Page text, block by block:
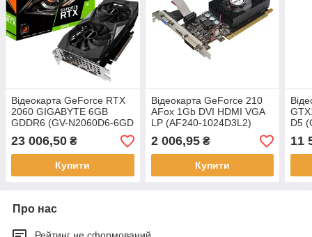
Відеокарта GeForce RTX
2060 GIGABYTE 6GB
GDDR6 (GV-N2060D6-6GD
2.0)
23 006,50 ₴
Купити
Відеокарта GeForce 210
AFox 1Gb DVI HDMI VGA
LP (AF240-1024D3L2)
2 006,95₴
Купити
D5
11
Про нас